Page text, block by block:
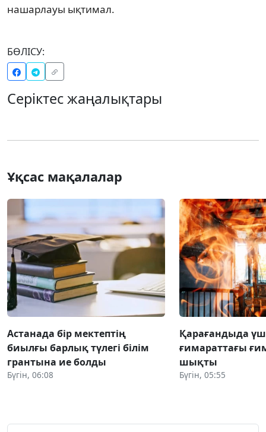
нашарлауы ықтимал.
БӨЛІСУ:
Серіктес жаңалықтары
Ұқсас мақалалар
Астанада бір мектептің
биылғы барлық түлегі білім
грантына ие болды
Бүгін, 06:08
Қарағандыда
ғимараттағы
шықты
Бүгін, 05:55